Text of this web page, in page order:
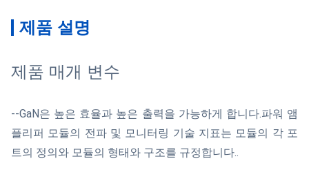
제품 설명
제품 매개 변수
--GaN은 높은 효율과 높은 출력을 가능하게 합니다.파워 앰
플리퍼 모듈의 전파 및 모니터링 기술 지표는 모듈의 각 포
트의 정의와 모듈의 형태와 구조를 규정합니다..